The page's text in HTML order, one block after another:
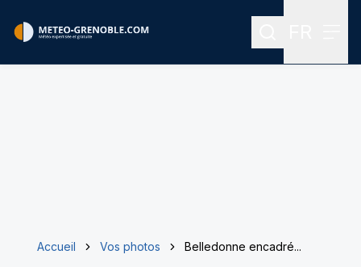
Rechercher
Accueil Vos photos Belledonne encadré...